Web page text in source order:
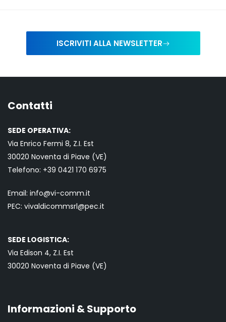
ISCRIVITI ALLA NEWSLETTER
Contatti
SEDE OPERATIVA:
Via Enrico Fermi 8, Z.I. Est
30020 Noventa di Piave (VE)
Telefono: +39 0421 170 6975
Email: info@vi-comm.it
PEC: vivaldicommsrl@pec.it
SEDE LOGISTICA:
Via Edison 4, Z.I. Est
30020 Noventa di Piave (VE)
Informazioni & Supporto